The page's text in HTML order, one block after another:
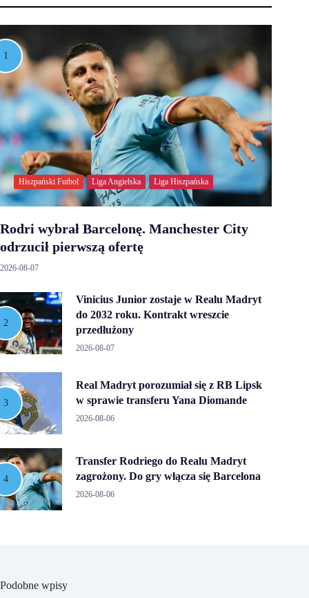
Hiszpański Futbol Liga Angielska Liga Hiszpańska
Rodri wybrał Barcelonę. Manchester City
odrzucił pierwszą ofertę
2026-08-07
Vinicius Junior zostaje w Realu Madryt
do 2032 roku. Kontrakt wreszcie
przedłużony
2026-08-07
Real Madryt porozumiał się z RB Lipsk
w sprawie transferu Yana Diomande
2026-08-06
Transfer Rodriego do Realu Madryt
zagrożony. Do gry włącza się Barcelona
2026-08-06
Podobne wpisy